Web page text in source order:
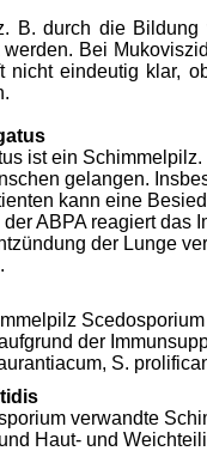
B. durch die
Bei
nicht eindeutig klar,
ist ein
gelangen.
kann eine
ABPA reagiert das
der Lunge
der
S.
verwandte
Haut- und